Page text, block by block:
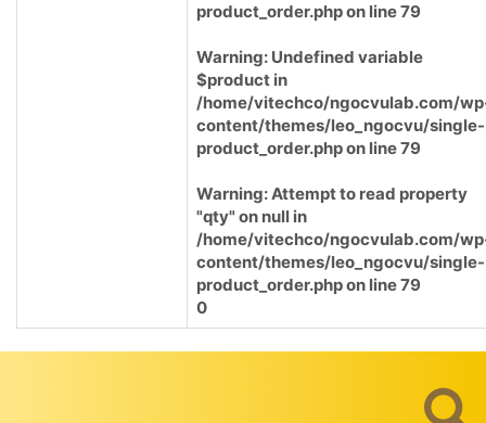
product_order.phpon line79
Warning: Undefined variable
$product in
/home/vitechco/ngocvulab.com/
content/themes/leo_ngocvu/single-
product_order.phpon line79
Warning: Attempt to read property
"qty" on null in
/home/vitechco/ngocvulab.com/
content/themes/leo_ngocvu/single-
product_order.phpon line79
0